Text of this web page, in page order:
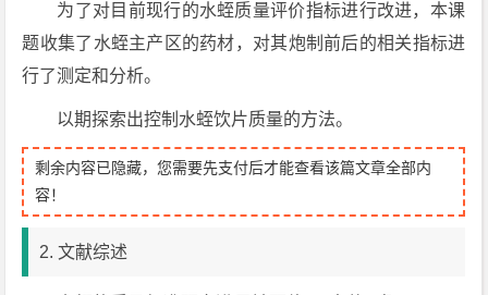
为了对目前现行的水蛭质量评价指标进行改进，本课
题收集了水蛭主产区的药材，对其炮制前后的相关指标进
行了测定和分析。
以期探索出控制水蛭饮片质量的方法。
剩余内容已隐藏，您需要先支付后才能查看该篇文章全部内
容！
2. 文献综述